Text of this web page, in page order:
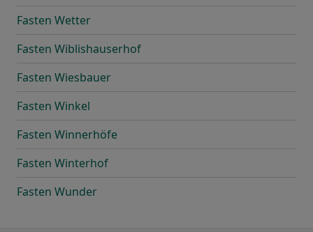
Fasten Wetter
Fasten Wiblishauserhof
Fasten Wiesbauer
Fasten Winkel
Fasten Winnerhöfe
Fasten Winterhof
Fasten Wunder